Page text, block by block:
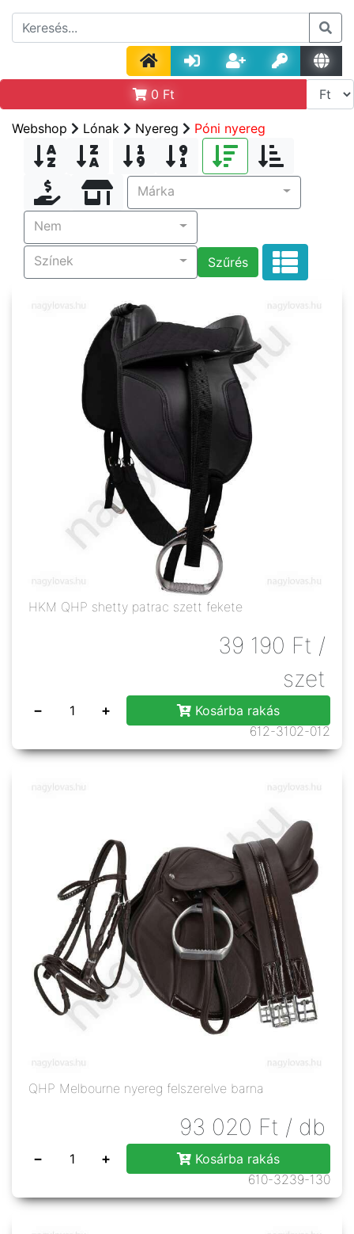
0 Ft
Webshop Lónak Nyereg Póni nyereg
Márka
Nem
Színek Szűrés
HKM QHP shetty patrac szett fekete
39 190 Ft /
szet
− +
Kosárba rakás
612-3102-012
QHP Melbourne nyereg felszerelve barna
93 020 Ft / db
− +
Kosárba rakás
610-3239-130